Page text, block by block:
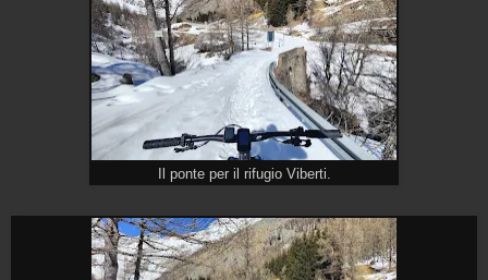
Il ponte per il rifugio Viberti.